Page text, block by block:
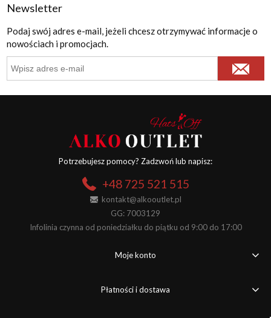
Newsletter
Podaj swój adres e-mail, jeżeli chcesz otrzymywać informacje o
nowościach i promocjach.
Potrzebujesz pomocy? Zadzwoń lub napisz:
+48 725 521 515
kontakt@alkooutlet.pl
GG: 7003129
Infolinia czynna od poniedziałku do piątku od 9:00 do 17:00
Moje konto
Płatności i dostawa